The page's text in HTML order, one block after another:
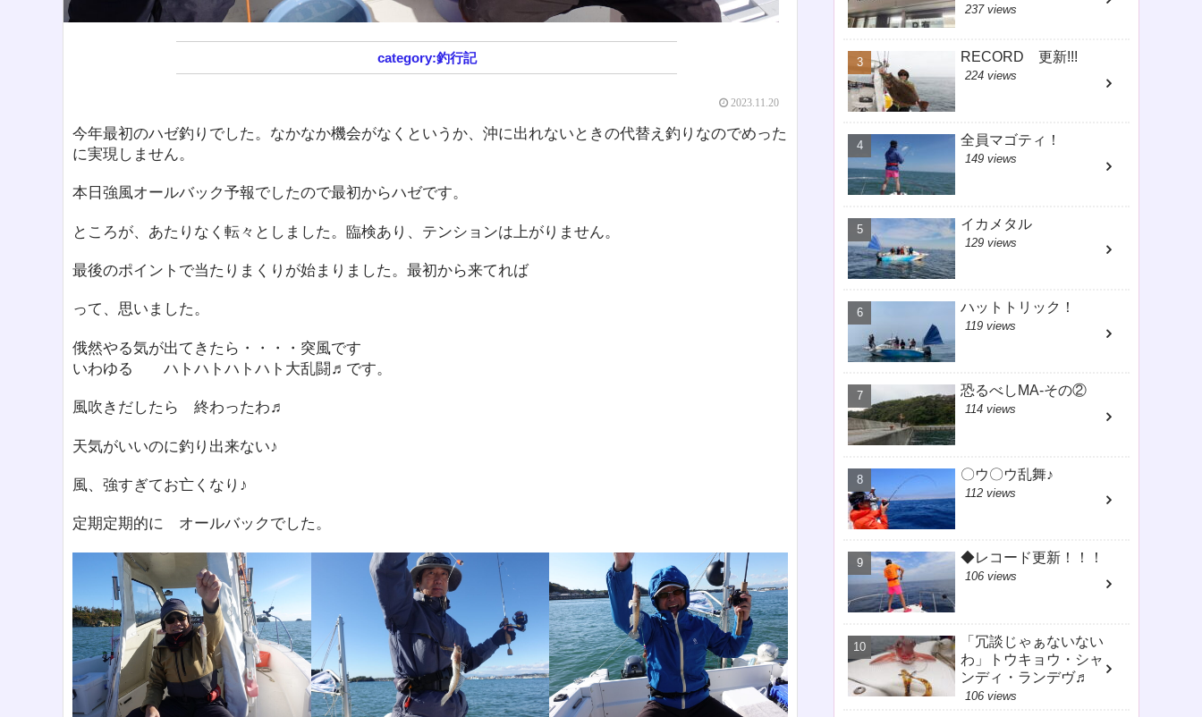
釣行記
2023.11.20
今年最初のハゼ釣りでした。なかなか機会がなくというか、沖に出れないときの代替え釣りなのでめった
に実現しません。
本日強風オールバック予報でしたので最初からハゼです。
ところが、あたりなく転々としました。臨検あり、テンションは上がりません。
最後のポイントで当たりまくりが始まりました。最初から来てれば
って、思いました。
俄然やる気が出てきたら・・・・突風です
いわゆる ハトハトハトハト大乱闘♬です。
風吹きだしたら 終わったわ♬
天気がいいのに釣り出来ない♪
風、強すぎてお亡くなり♪
定期定期的に オールバックでした。
237 views
RECORD 更新!!!
224 views
全員マゴティ！
149 views
イカメタル
129 views
ハットトリック！
119 views
恐るべしMA-その②
114 views
〇ウ〇ウ乱舞♪
112 views
◆レコード更新！！！
106 views
「冗談じゃぁないない
わ」トウキョウ・シャ
ンディ・ランデヴ♬
106 views